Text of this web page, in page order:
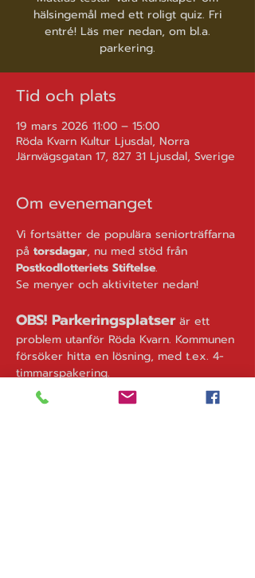
hälsingemål med ett roligt quiz. Fri
entré! Läs mer nedan, om bl.a.
parkering.
Tid och plats
19 mars 2026 11:00 – 15:00
Röda Kvarn Kultur Ljusdal, Norra
Järnvägsgatan 17, 827 31 Ljusdal, Sverige
Om evenemanget
Vi fortsätter de populära seniorträffarna
på torsdagar, nu med stöd från
Postkodlotteriets Stiftelse.
Se menyer och aktiviteter nedan!
OBS! Parkeringsplatser är ett
problem utanför Röda Kvarn. Kommunen
försöker hitta en lösning, med t.ex. 4-
timmarspakering.
Till vidare finns 24-timmars parkering
Stora Vintergatan
till